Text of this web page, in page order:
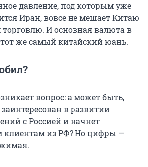
давление, под которым уже
Иран, вовсе не мешает Китаю
торговлю. И основная валюта в
тот же самый китайский юань.
вопрос: а может быть,
в развитии
с Россией и начнет
клиентам из РФ? Но цифры —